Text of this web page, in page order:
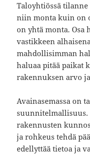
Taloyhtiössä
niin monta kuin on
on yhtä monta.
vastikkeen
mahdollisimman
haluaa pitää paikat
rakennuksen arvo
Avainasemassa on
rakennusten
ja rohkeus tehdä
edellyttää tietoa ja